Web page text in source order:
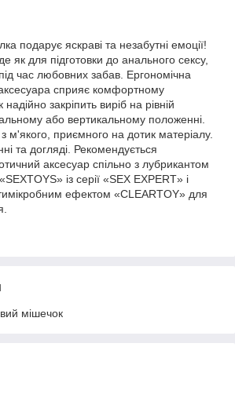
подарує яскраві та незабутні емоції!
як для підготовки до анального сексу,
час любовних забав. Ергономічна
сприяє комфортному
закріпить виріб на рівній
або вертикальному положенні.
м'якого, приємного на дотик матеріалу.
та догляді. Рекомендується
аксесуар спільно з лубрикантом
із серії «SEX EXPERT» і
ефектом «CLEARTOY» для
мішечок